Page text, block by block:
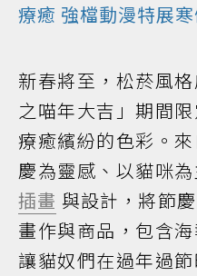
療癒 強檔動漫特展
新春將至，松菸風
之喵年大吉」期間
療癒繽紛的色彩。
慶為靈感、以貓咪
插畫 與設計，將節
畫作與商品，包含
讓貓奴們在過年過